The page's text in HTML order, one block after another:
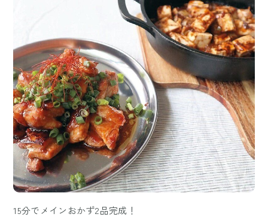
15分でメインおかず2品完成！